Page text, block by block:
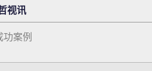
视讯
功案例